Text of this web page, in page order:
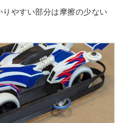
やすい部分は摩擦の少ない